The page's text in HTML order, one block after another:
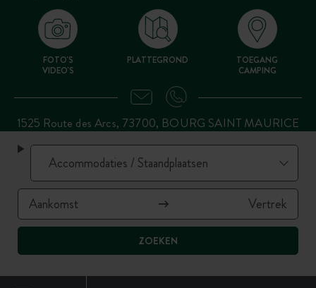
ZOEKEN
FOTO'S
VIDEO'S
PLATTEGROND
TOEGANG
CAMPING
1525 Route des Arcs, 73700, BOURG SAINT MAURICE